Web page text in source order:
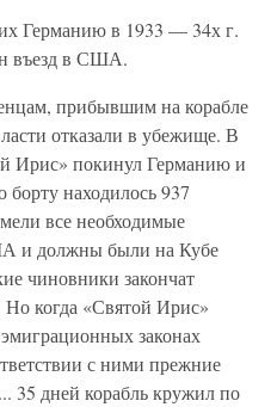
Германию в 1933 — 34х г.
въезд в США.
прибывшим на корабле
отказали в убежище. В
Ирис» покинул Германию и
борту находилось 937
все необходимые
и должны были на Кубе
чиновники закончат
когда «Святой Ирис»
законах
с ними прежние
35 дней корабль кружил по